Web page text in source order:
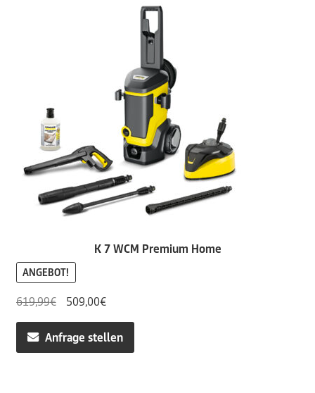
K 7 WCM Premium Home
ANGEBOT!
619,99€
Ursprünglicher
Preis
war:
619,99€
509,00€Aktueller
Preis
ist:
509,00€.
Anfrage stellen